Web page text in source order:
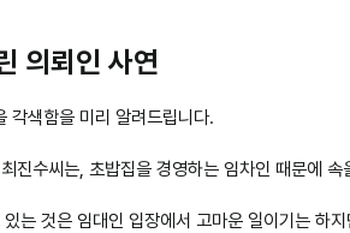
의뢰인 사연
각색함을 미리 알려드립니다.
진수씨는, 초밥집을 경영하는 임차인 때문에 속
는 것은 임대인 입장에서 고마운 일이기는 하